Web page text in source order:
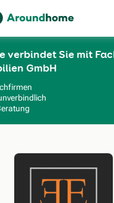
Zum Hauptinhalt
verbindet Sie mit
GmbH